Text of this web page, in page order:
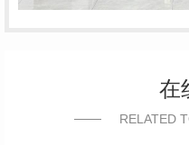
在
RELATED